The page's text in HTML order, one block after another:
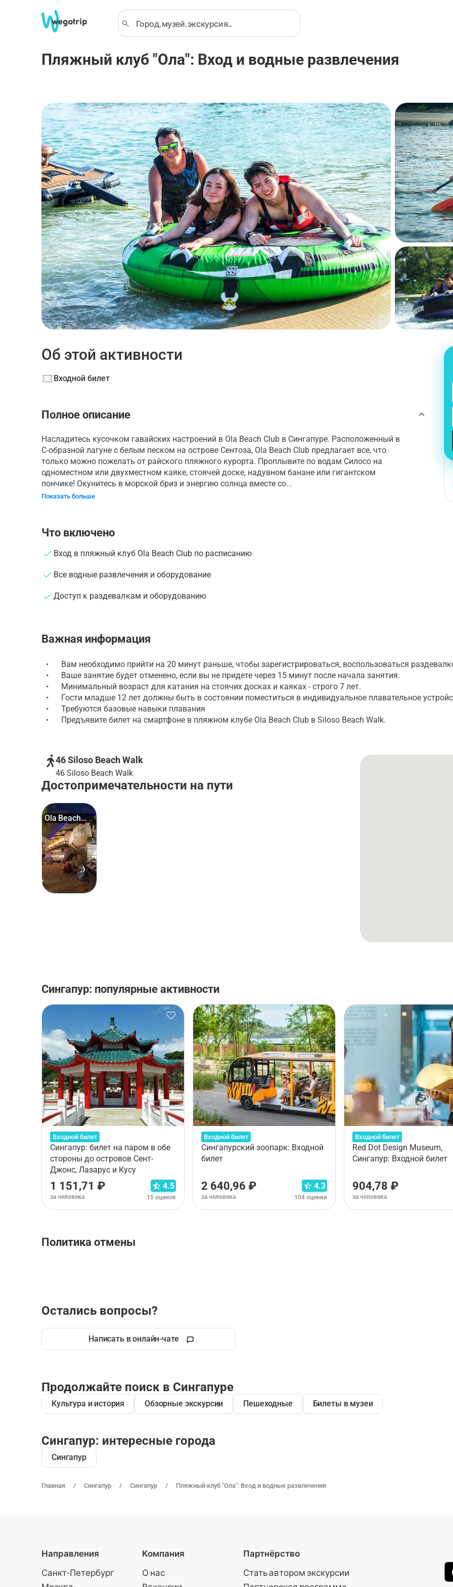
Главная Сингапур Сингапур Пляжный клуб "Ола": Вход и водные развлечения
Пляжный клуб "Ола": Вход и водные развлечения
Об этой активности
Входной билет
Полное описание
Насладитесь кусочком гавайских настроений в Ola Beach Club в Сингапуре. Расположенный в
С-образной лагуне с белым песком на острове Сентоза, Ola Beach Club предлагает все, что
только можно пожелать от райского пляжного курорта. Проплывите по водам Силосо на
одноместном или двухместном каяке, стоячей доске, надувном банане или гигантском
пончике! Окунитесь в морской бриз и энергию солнца вместе со...
Показать больше
Что включено
Вход в пляжный клуб Ola Beach Club по расписанию
Все водные развлечения и оборудование
Доступ к раздевалкам и оборудованию
Важная информация
•
Вам необходимо прийти на 20 минут раньше, чтобы зарегистрироваться, воспользоваться
•
Ваше занятие будет отменено, если вы не придете через 15 минут после начала занятия.
•
Минимальный возраст для катания на стоячих досках и каяках - строго 7 лет.
•
Гости младше 12 лет должны быть в состоянии поместиться в индивидуальное плавательное
•
Требуются базовые навыки плавания
•
Предъявите билет на смартфоне в пляжном клубе Ola Beach Club в Siloso Beach Walk.
46 Siloso Beach Walk
46 Siloso Beach Walk
Достопримечательности на пути
Ola Beach
Club
Сингапур: популярные активности
Входной билет
Сингапур: билет на паром в обе
стороны до островов Сент-
Джонс, Лазарус и Кусу
1 151,71 ₽
за человека
4.5
15 оценок
Входной билет
Сингапурский зоопарк: Входной
билет
2 640,96 ₽
за человека
4.3
104 оценки
Входной билет
Red Dot Design Museum,
Сингапур: Входной билет
904,78 ₽
за человека
Политика отмены
Остались вопросы?
Написать в онлайн-чате
Продолжайте поиск в Сингапуре
Культура и история Обзорные экскурсии Пешеходные Билеты в музеи
Сингапур: интересные города
Сингапур
Направления
Санкт-Петербург
Компания
О нас
Партнёрство
Стать автором экскурсии